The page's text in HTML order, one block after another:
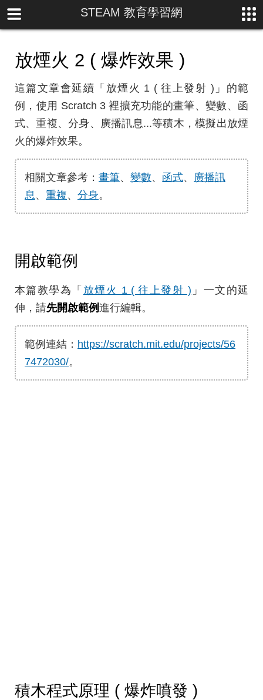
STEAM 教育學習網
放煙火 2 ( 爆炸效果 )
這篇文章會延續「放煙火 1 ( 往上發射 )」的範
例，使用 Scratch 3 裡擴充功能的畫筆、變數、函
式、重複、分身、廣播訊息...等積木，模擬出放煙
火的爆炸效果。
相關文章參考： 畫筆、 變數、 函式、 廣播訊
息、 重複、 分身。
開啟範例
本篇教學為「 放煙火 1 ( 往上發射 ) 」一文的延
伸，請先開啟範例進行編輯。
範例連結： https://scratch.mit.edu/projects/56
7472030/。
積木程式原理 ( 爆炸噴發 )